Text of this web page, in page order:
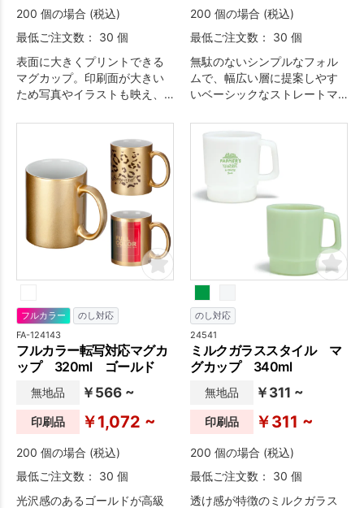
200 個の場合 (税込)
最低ご注文数： 30 個
表面に大きくプリントできる
マグカップ。印刷面が大きい
ため写真やイラストも映え、
200 個の場合 (税込)
最低ご注文数： 30 個
無駄のないシンプルなフォル
ムで、幅広い層に提案しやす
いベーシックなストレートマ
フルカラー のし対応
FA-124143
フルカラー転写対応マグカ
ップ 320ml ゴールド
無地品 ￥566 ~
印刷品 ￥1,072 ~
200 個の場合 (税込)
最低ご注文数： 30 個
光沢感のあるゴールドが高級
のし対応
24541
ミルクガラススタイル マ
グカップ 340ml
無地品 ￥311 ~
印刷品 ￥311 ~
200 個の場合 (税込)
最低ご注文数： 30 個
透け感が特徴のミルクガラス